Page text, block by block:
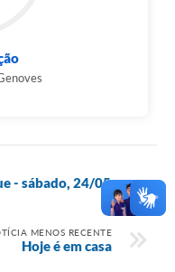
- sábado, 24/05
MENOS RECENTE
Hoje é em casa